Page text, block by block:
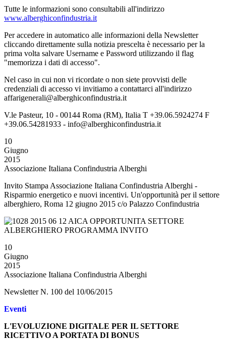
Tutte le informazioni sono consultabili all'indirizzo
www.alberghiconfindustria.it
Per accedere in automatico alle informazioni della Newsletter
cliccando direttamente sulla notizia prescelta è necessario per la
prima volta salvare Username e Password utilizzando il flag
"memorizza i dati di accesso".
Nel caso in cui non vi ricordate o non siete provvisti delle
credenziali di accesso vi invitiamo a contattarci all'indirizzo
affarigenerali@alberghiconfindustria.it
V.le Pasteur, 10 - 00144 Roma (RM), Italia T +39.06.5924274 F
+39.06.54281933 - info@alberghiconfindustria.it
10
Giugno
2015
Associazione Italiana Confindustria Alberghi
Invito Stampa Associazione Italiana Confindustria Alberghi -
Risparmio energetico e nuovi incentivi. Un'opportunità per il settore
alberghiero, Roma 12 giugno 2015 c/o Palazzo Confindustria
10
Giugno
2015
Associazione Italiana Confindustria Alberghi
Newsletter N. 100 del 10/06/2015
Eventi
L'EVOLUZIONE DIGITALE PER IL SETTORE
RICETTIVO A PORTATA DI BONUS